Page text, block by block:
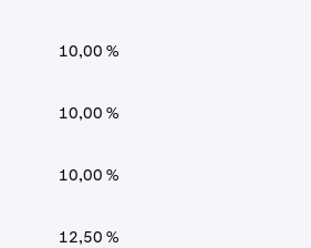
10,00 %
10,00 %
10,00 %
12,50 %